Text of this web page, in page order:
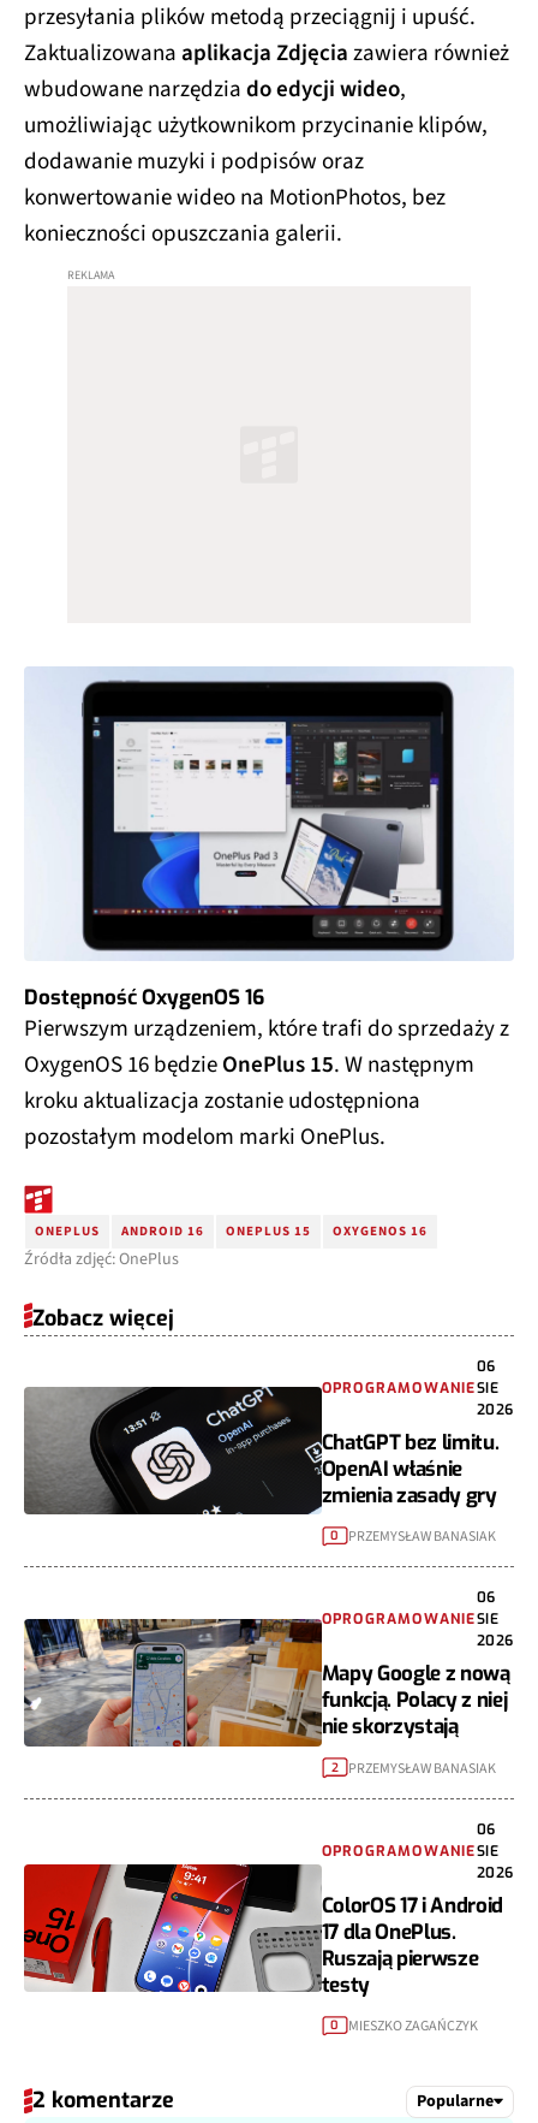
przesyłania plików metodą przeciągnij i upuść.
Zaktualizowanaaplikacja Zdjęciazawiera również
wbudowane narzędziado edycji wideo,
umożliwiając użytkownikom przycinanie klipów,
dodawanie muzyki i podpisów oraz
konwertowanie wideo na MotionPhotos, bez
konieczności opuszczania galerii.
Dostępność OxygenOS 16
Pierwszym urządzeniem, które trafi do sprzedaży z
OxygenOS 16 będzieOnePlus 15. W następnym
kroku aktualizacja zostanie udostępniona
pozostałym modelom marki OnePlus.
ONEPLUS ANDROID 16 ONEPLUS 15 OXYGENOS 16
Źródła zdjęć: OnePlus
Zobacz więcej
OPROGRAMOWANIE
06
SIE
2026
ChatGPT bez limitu.
OpenAI właśnie
zmienia zasady gry
0 PRZEMYSŁAW BANASIAK
OPROGRAMOWANIE
06
SIE
2026
Mapy Google z nową
funkcją. Polacy z niej
nie skorzystają
2 PRZEMYSŁAW BANASIAK
OPROGRAMOWANIE
06
SIE
2026
ColorOS 17 i Android
17 dla OnePlus.
Ruszają pierwsze
testy
0 MIESZKO ZAGAŃCZYK
2 komentarze Popularne